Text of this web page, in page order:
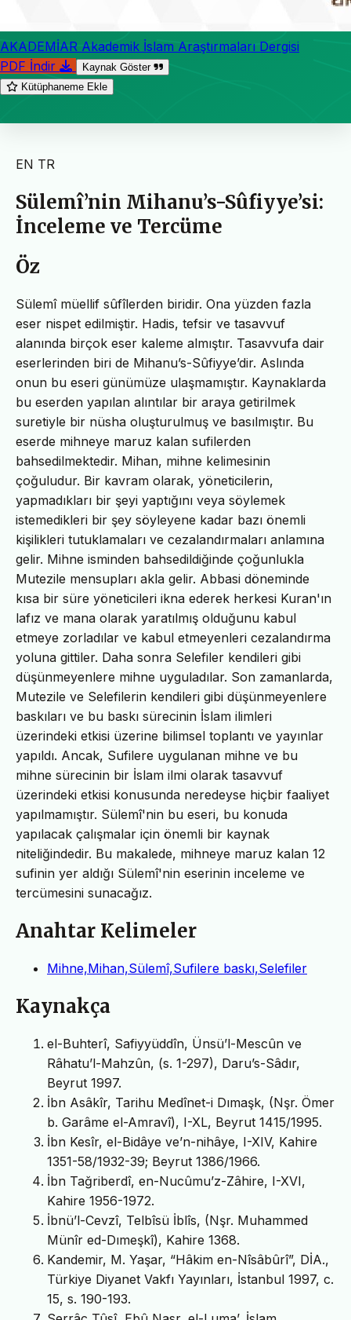
AKADEMİAR Akademik İslam Araştırmaları Dergisi
PDF İndir
Kaynak Göster
Kütüphaneme Ekle
EN TR
Sülemî’nin Mihanu’s-Sûfiyye’si:
İnceleme ve Tercüme
Öz
Sülemî müellif sûfîlerden biridir. Ona yüzden fazla
eser nispet edilmiştir. Hadis, tefsir ve tasavvuf
alanında birçok eser kaleme almıştır. Tasavvufa dair
eserlerinden biri de Mihanu’s-Sûfiyye’dir. Aslında
onun bu eseri günümüze ulaşmamıştır. Kaynaklarda
bu eserden yapılan alıntılar bir araya getirilmek
suretiyle bir nüsha oluşturulmuş ve basılmıştır. Bu
eserde mihneye maruz kalan sufilerden
bahsedilmektedir. Mihan, mihne kelimesinin
çoğuludur. Bir kavram olarak, yöneticilerin,
yapmadıkları bir şeyi yaptığını veya söylemek
istemedikleri bir şey söyleyene kadar bazı önemli
kişilikleri tutuklamaları ve cezalandırmaları anlamına
gelir. Mihne isminden bahsedildiğinde çoğunlukla
Mutezile mensupları akla gelir. Abbasi döneminde
kısa bir süre yöneticileri ikna ederek herkesi Kuran'ın
lafız ve mana olarak yaratılmış olduğunu kabul
etmeye zorladılar ve kabul etmeyenleri cezalandırma
yoluna gittiler. Daha sonra Selefiler kendileri gibi
düşünmeyenlere mihne uyguladılar. Son zamanlarda,
Mutezile ve Selefilerin kendileri gibi düşünmeyenlere
baskıları ve bu baskı sürecinin İslam ilimleri
üzerindeki etkisi üzerine bilimsel toplantı ve yayınlar
yapıldı. Ancak, Sufilere uygulanan mihne ve bu
mihne sürecinin bir İslam ilmi olarak tasavvuf
üzerindeki etkisi konusunda neredeyse hiçbir faaliyet
yapılmamıştır. Sülemî'nin bu eseri, bu konuda
yapılacak çalışmalar için önemli bir kaynak
niteliğindedir. Bu makalede, mihneye maruz kalan 12
sufinin yer aldığı Sülemî'nin eserinin inceleme ve
tercümesini sunacağız.
Anahtar Kelimeler
Mihne,Mihan,Sülemî,Sufilere baskı,Selefiler
Kaynakça
el-Buhterî, Safiyyüddîn, Ünsü’l-Mescûn ve
Râhatu’l-Mahzûn, (s. 1-297), Daru’s-Sâdır,
Beyrut 1997.
İbn Asâkîr, Tarihu Medînet-i Dımaşk, (Nşr. Ömer
b. Garâme el-Amravî), I-XL, Beyrut 1415/1995.
İbn Kesîr, el-Bidâye ve’n-nihâye, I-XIV, Kahire
1351-58/1932-39; Beyrut 1386/1966.
İbn Tağriberdî, en-Nucûmu’z-Zâhire, I-XVI,
Kahire 1956-1972.
İbnü’l-Cevzî, Telbîsü İblîs, (Nşr. Muhammed
Münîr ed-Dımeşkî), Kahire 1368.
Kandemir, M. Yaşar, “Hâkim en-Nîsâbûrî”, DİA.,
Türkiye Diyanet Vakfı Yayınları, İstanbul 1997, c.
15, s. 190-193.